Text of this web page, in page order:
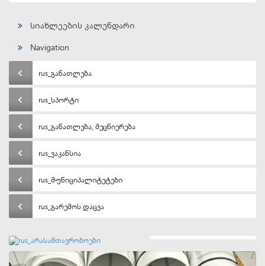
სიახლეების კალენდარი
Navigation
rus_განათლება
rus_სპორტი
rus_განათლება, მეცნიერება
rus_ვაკანსია
rus_მუნიციპალიტეტები
rus_გარემოს დაცვა